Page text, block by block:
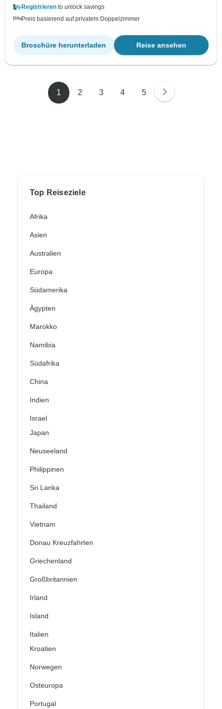
Registrieren to unlock savings
Preis basierend auf privatem Doppelzimmer
Reise ansehen
Broschüre herunterladen
1 2 3 4 5
Top Reiseziele
Afrika
Asien
Australien
Europa
Südamerika
Ägypten
Marokko
Namibia
Südafrika
China
Indien
Israel
Japan
Neuseeland
Philippinen
Sri Lanka
Thailand
Vietnam
Donau Kreuzfahrten
Griechenland
Großbritannien
Irland
Island
Italien
Kroatien
Norwegen
Osteuropa
Portugal